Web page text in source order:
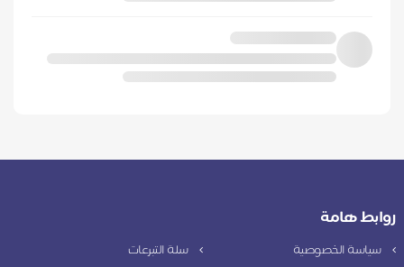
روابط هامة
سياسة الخصوصية
سلة التبرعات